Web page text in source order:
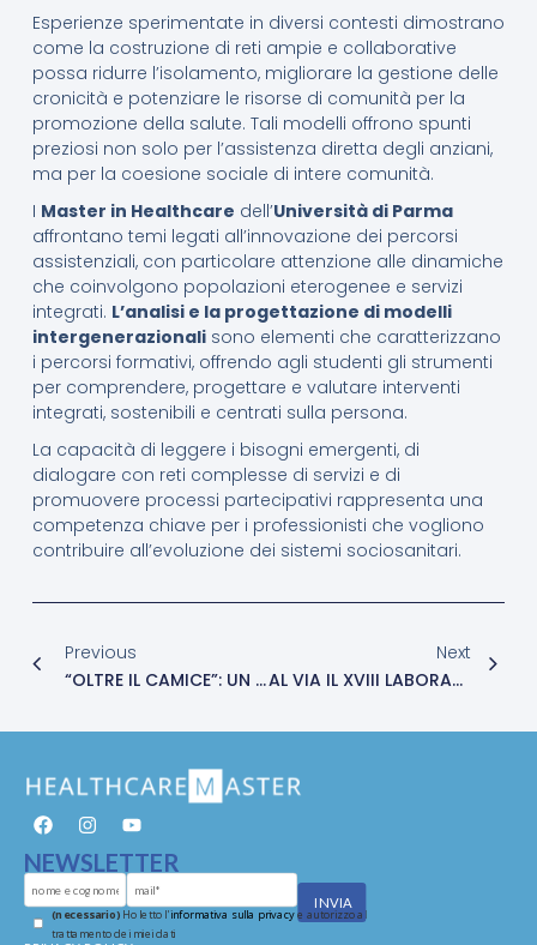
Esperienze sperimentate in diversi contesti dimostrano
come la costruzione di reti ampie e collaborative
possa ridurre l’isolamento, migliorare la gestione delle
cronicità e potenziare le risorse di comunità per la
promozione della salute. Tali modelli offrono spunti
preziosi non solo per l’assistenza diretta degli anziani,
ma per la coesione sociale di intere comunità.
I Master in Healthcare dell’Università di Parma
affrontano temi legati all’innovazione dei percorsi
assistenziali, con particolare attenzione alle dinamiche
che coinvolgono popolazioni eterogenee e servizi
integrati. L’analisi e la progettazione di modelli
intergenerazionalisono elementi che caratterizzano
i percorsi formativi, offrendo agli studenti gli strumenti
per comprendere, progettare e valutare interventi
integrati, sostenibili e centrati sulla persona.
La capacità di leggere i bisogni emergenti, di
dialogare con reti complesse di servizi e di
promuovere processi partecipativi rappresenta una
competenza chiave per i professionisti che vogliono
contribuire all’evoluzione dei sistemi sociosanitari.
Previous
“OLTRE IL CAMICE”: UN NUOVO LIBRO DI LEOPOLDO SARLI
Next
AL VIA IL XVIII LABORATORIO ITALO-BRASILIANO DI FORMAZIONE, RICERCA E PRATICHE IN SALUTE COLLETTIVA – EDIZIONE 2026
NEWSLETTER
(necessario) Ho letto l'informativa sulla privacye autorizzo al
trattamento dei miei dati